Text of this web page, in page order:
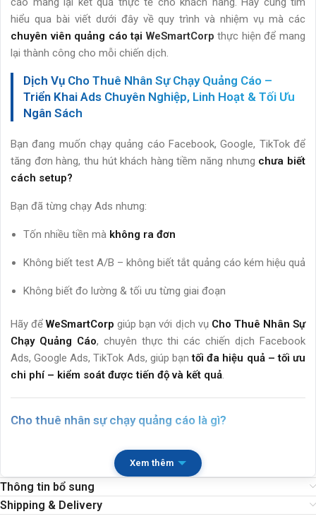
hiểu qua bài viết dưới đây về quy trình và nhiệm vụ mà các
chuyên viên quảng cáo tại WeSmartCorp thực hiện để mang
lại thành công cho mỗi chiến dịch.
Dịch Vụ Cho Thuê Nhân Sự Chạy Quảng Cáo –
Triển Khai Ads Chuyên Nghiệp, Linh Hoạt & Tối Ưu
Ngân Sách
Bạn đang muốn chạy quảng cáo Facebook, Google, TikTok để
tăng đơn hàng, thu hút khách hàng tiềm năng nhưng chưa biết
cách setup?
Bạn đã từng chạy Ads nhưng:
Tốn nhiều tiền mà không ra đơn
Không biết test A/B – không biết tắt quảng cáo kém hiệu quả
Không biết đo lường & tối ưu từng giai đoạn
Hãy đểWeSmartCorp giúp bạn với dịch vụ Cho Thuê Nhân Sự
Chạy Quảng Cáo, chuyên thực thi các chiến dịch Facebook
Ads, Google Ads, TikTok Ads, giúp bạntối đa hiệu quả – tối ưu
chi phí – kiểm soát được tiến độ và kết quả
Cho thuê nhân sự chạy quảng cáo là gì?
thuê ngoài người thực hiện quảng cáo cho
doanh nghiệp của bạn
. Nhân sự sẽ:
Tư vấn chiến lược – ngân sách
Xem thêm
Thông tin bổ sung
Shipping & Delivery